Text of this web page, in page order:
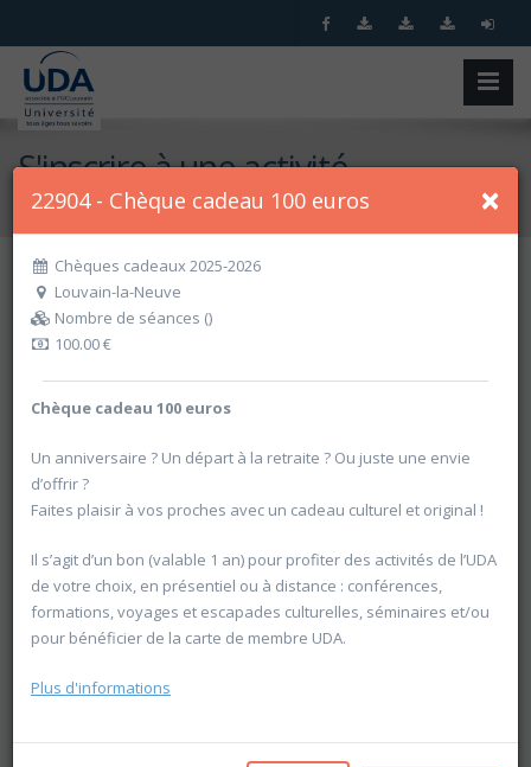
S'inscrire à une activité
Accueil S'inscrire à une activité
Recherche spécifique
Recherche par critères
×
22904 - Chèque cadeau 100 euros
Chèques cadeaux 2025-2026
Louvain-la-Neuve
Nombre de séances ()
100.00 €
Chèque cadeau 100 euros
Un anniversaire ? Un départ à la retraite ? Ou juste une envie
d’offrir ?
Faites plaisir à vos proches avec un cadeau culturel et original !
Il s’agit d’un bon (valable 1 an) pour profiter des activités de l’UDA
de votre choix, en présentiel ou à distance : conférences,
formations, voyages et escapades culturelles, séminaires et/ou
pour bénéficier de la carte de membre UDA.
Plus d'informations